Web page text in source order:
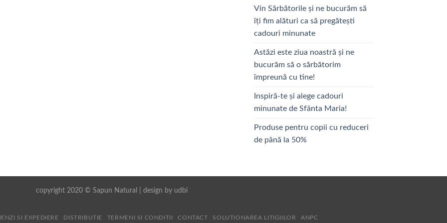
Vin Sărbătorile și ne bucurăm să
îți fim alături ca să pregătești
cadouri minunate
Astăzi este ziua noastră și ne
bucurăm să o sărbătorim
împreună cu tine!
Inspiră-te și alege cadouri
minunate de Sfânta Maria!
Produse pentru copii cu reduceri
de până la 50%
copyright 2020 © Sapun Natural | design by udbi
SI EXPEDIERE DISTRIBUTIE TERMENI SI CONDITII CONTACT SOLUTIONAREA LITIGIILOR ANPC